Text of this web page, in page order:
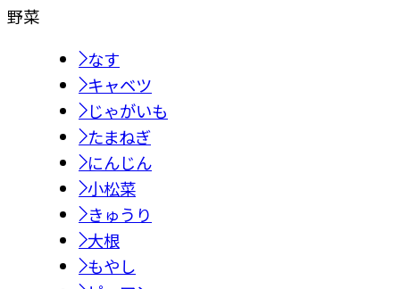
野菜
なす
キャベツ
じゃがいも
たまねぎ
にんじん
小松菜
きゅうり
大根
もやし